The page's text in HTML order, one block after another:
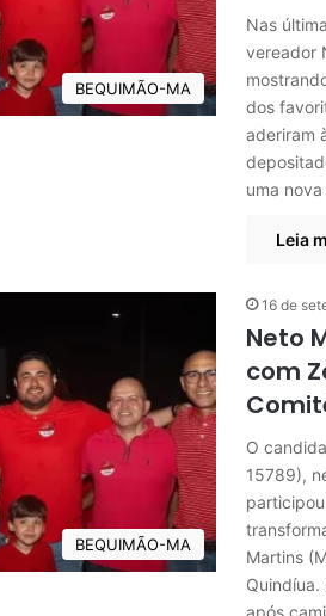
BEQUIMÃO-MA
Nas
vereador
dos
aderiram
uma
Leia
BEQUIMÃO-MA
16 de
Neto
com
O
15789),
Martins
após